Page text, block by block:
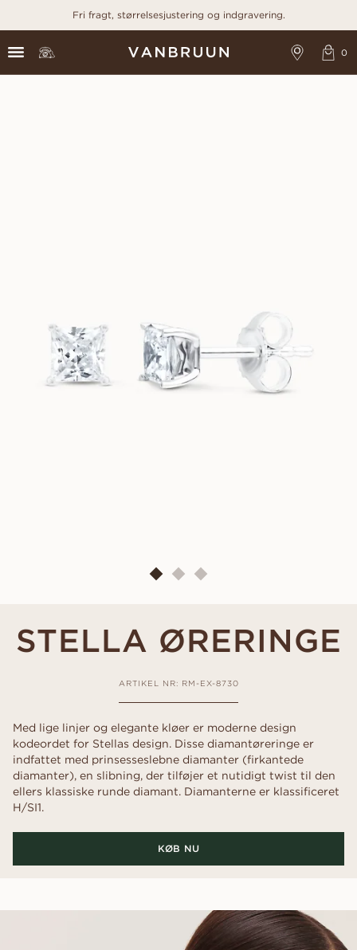
Fri fragt, størrelsesjustering og indgravering.
STELLA ØRERINGE
ARTIKEL NR: RM-EX-8730
Med lige linjer og elegante kløer er moderne design
kodeordet for Stellas design. Disse diamantøreringe er
indfattet med prinsesseslebne diamanter (firkantede
diamanter), en slibning, der tilføjer et nutidigt twist til den
ellers klassiske runde diamant. Diamanterne er klassificeret
H/SI1.
KØB NU